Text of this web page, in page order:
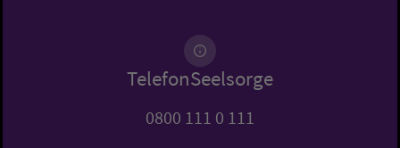
TelefonSeelsorge
0800 111 0 111